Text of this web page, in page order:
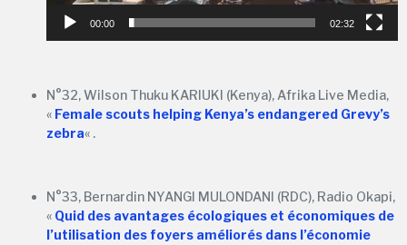
00:00 02:32
N°32, Wilson Thuku KARIUKI (Kenya), Afrika Live Media,
« Female scouts helping Kenya’s endangered Grevy’s
zebra« .
N°33, Bernardin NYANGI MULONDANI (RDC), Radio Okapi,
« Quid des avantages écologiques et économiques de
l’utilisation des foyers améliorés dans l’économie